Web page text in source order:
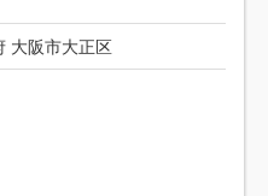
大阪市大正区